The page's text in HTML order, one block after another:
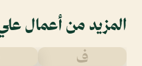
المزيد من أعمال علي
ف